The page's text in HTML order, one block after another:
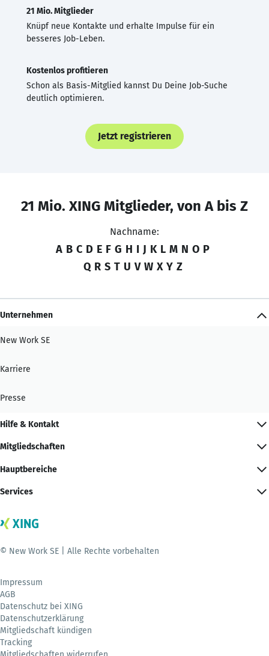
21 Mio. Mitglieder
Knüpf neue Kontakte und erhalte Impulse für ein
besseres Job-Leben.
Kostenlos profitieren
Schon als Basis-Mitglied kannst Du Deine Job-Suche
deutlich optimieren.
Jetzt registrieren
21 Mio. XING Mitglieder, von A bis Z
Nachname:
A B C D E F G H I J K L M N O P
Q R S T U V W X Y Z
Unternehmen
New Work SE
Karriere
Presse
Hilfe & Kontakt
Mitgliedschaften
Hauptbereiche
Services
© New Work SE | Alle Rechte vorbehalten
Impressum
AGB
Datenschutz bei XING
Datenschutzerklärung
Mitgliedschaft kündigen
Tracking